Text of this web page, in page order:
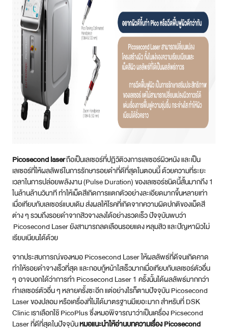
Picosecond laserถือเป็นเลเซอร์ที่ปฏิวัติวงการเลเซอร์ผิวหนัง และเป็น
เลเซอร์ที่ให้ผลลัพธ์ในการรักษารอยดำที่ดีที่สุดในตอนนี้ ด้วยความที่ระยะ
เวลาในการปล่อยพลังงาน (Pulse Duration) ของเลเซอร์ชนิดนี้สั้นมากถึง 1
ในล้านล้านวินาที ทำให้เม็ดสีเกิดการแตกตัวอย่างละเอียดมากขึ้นหลายเท่า
เมื่อเทียบกับเลเซอร์แบบเดิม ส่งผลให้โรคที่เกิดจากความผิดปกติของเม็ดสี
ต่าง ๆ รวมถึงรอยดำจากสิวจางลงได้อย่างรวดเร็ว ปัจจุบันพบว่า
Picosecond Laser ยังสามารถลดเลือนรอยแดง หลุมสิว และปัญหาผิวไม่
เรียบเนียนได้ด้วย
จากประสบการณ์ของหมอ Picosecond Laser ให้ผลลัพธ์ที่ดีจนเกิดคาด
ทำให้รอยดำจางเร็วที่สุด และกอบกู้หน้าใสเร็วมากเมื่อเทียบกับเลเซอร์ตัวอื่น
ๆ อาจบอกได้ว่าการทำ Picosecond Laser 1 ครั้งนั้นได้ผลลัพธ์มากกว่า
ทำเลเซอร์ตัวอื่น ๆ หลายครั้งซะอีก แต่อย่างไรก็ตามปัจจุบัน Picosecond
Laser ของปลอม หรือเครื่องที่ไม่ได้มาตรฐานมีเยอะมาก สำหรับที่ DSK
Clinic เราเลือกใช้ PicoPlus ซึ่งหมอพิจารณาว่าเป็นเครื่อง Picsecond
Laser ที่ดีที่สุดในปัจจุบันหมอแนะนำให้อ่านบทความเรื่อง Picosecond